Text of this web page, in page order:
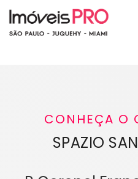
CONHEÇA O
SPAZIO